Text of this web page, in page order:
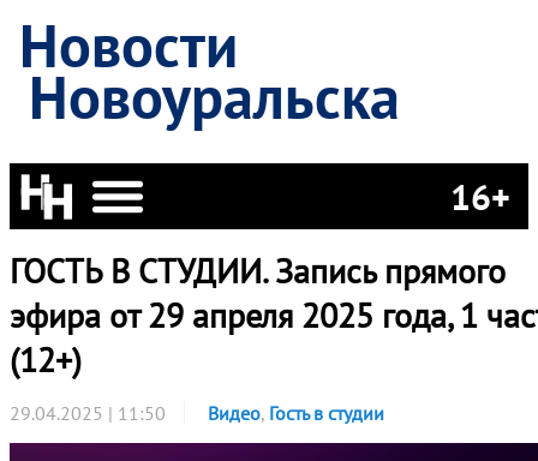
Новости
Новоуральска
16+
ГОСТЬ В СТУДИИ. Запись прямого
эфира от 29 апреля 2025 года, 1
(12+)
29.04.2025 | 11:50 Видео, Гость в студии